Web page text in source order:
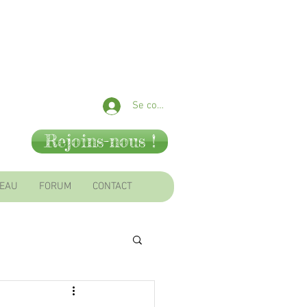
Se connecter
Rejoins-nous !
FORUM CONTACT